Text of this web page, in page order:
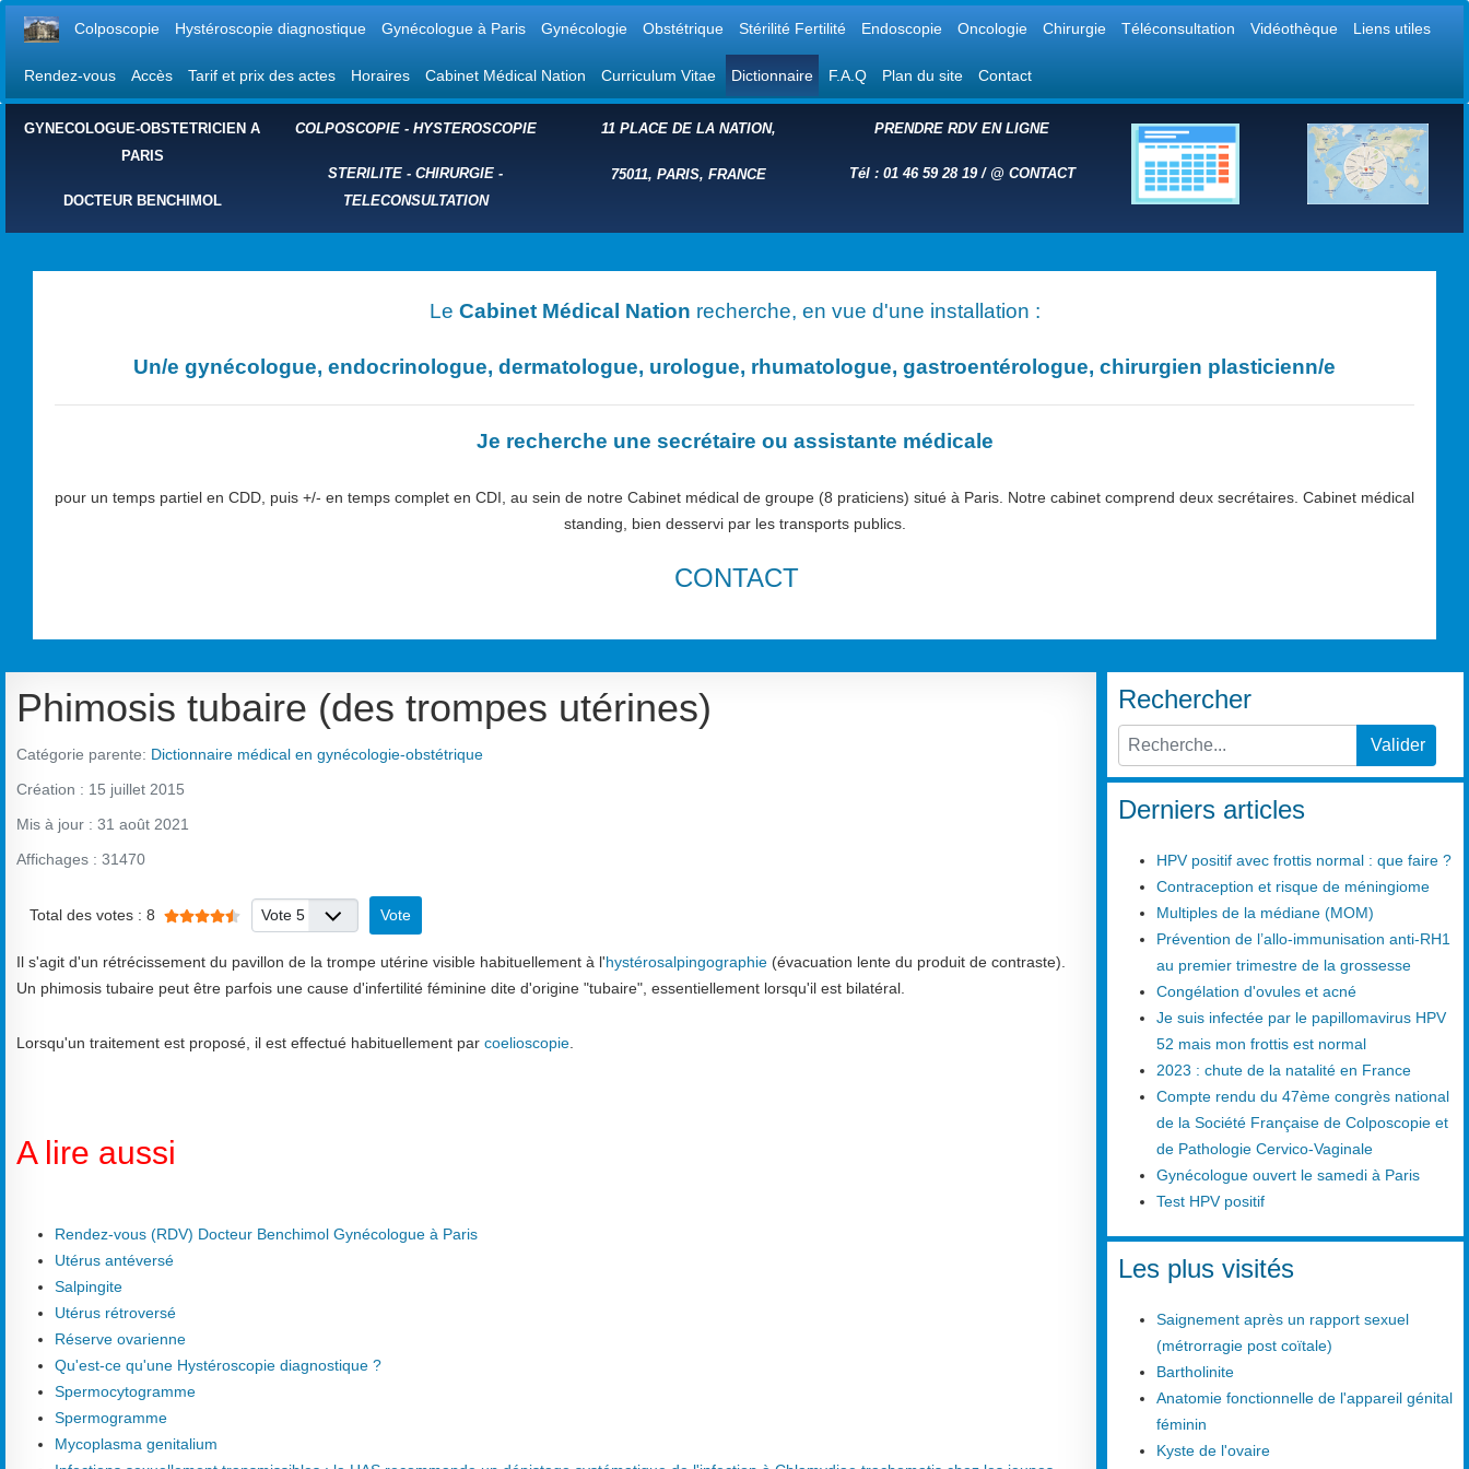
Colposcopie Hystéroscopie diagnostique Gynécologue à Paris Gynécologie Obstétrique Stérilité Fertilité Endoscopie Oncologie Chirurgie Téléconsultation Vidéothèque Liens utiles
Rendez-vous Accès Tarif et prix des actes Horaires Cabinet Médical Nation Curriculum Vitae Dictionnaire F.A.Q Plan du site Contact
GYNECOLOGUE-OBSTETRICIEN A
PARIS
DOCTEUR BENCHIMOL
COLPOSCOPIE- HYSTEROSCOPIE
STERILITE -CHIRURGIE -
TELECONSULTATION
11 PLACE DE LA NATION,
75011, PARIS, FRANCE
PRENDRE RDV EN LIGNE
Tél : 01 46 59 28 19 / @ CONTACT
Le Cabinet Médical Nation recherche, en vue d'une installation :
Un/e gynécologue, endocrinologue, dermatologue, urologue, rhumatologue, gastroentérologue, chirurgien plasticienn/e
Je recherche une secrétaire ou assistante médicale
pour un temps partiel en CDD, puis +/- en temps complet en CDI, au sein de notre Cabinet médical de groupe (8 praticiens) situé à Paris. Notre cabinet comprend deux secrétaires. Cabinet médical
standing, bien desservi par les transports publics.
CONTACT
Phimosis tubaire (des trompes utérines)
Catégorie parente: Dictionnaire médical en gynécologie-obstétrique
Création : 15 juillet 2015
Mis à jour : 31 août 2021
Affichages : 31470
Total des votes : 8
Veuillez voter
Il s'agit d'un rétrécissement du pavillon de la trompe utérine visible habituellement à l'hystérosalpingographie (évacuation lente du produit de contraste).
Un phimosis tubaire peut être parfois une cause d'infertilité féminine dite d'origine "tubaire", essentiellement lorsqu'il est bilatéral.
Lorsqu'un traitement est proposé, il est effectué habituellement par coelioscopie
A lire aussi
Rendez-vous (RDV) Docteur Benchimol Gynécologue à Paris
Utérus antéversé
Salpingite
Utérus rétroversé
Réserve ovarienne
Qu'est-ce qu'une Hystéroscopie diagnostique ?
Spermocytogramme
Spermogramme
Mycoplasma genitalium
Rechercher
Type 2 or more characters for results.
Valider
Derniers articles
HPV positif avec frottis normal : que faire ?
Contraception et risque de méningiome
Multiples de la médiane (MOM)
Prévention de l’allo-immunisation anti-RH1
au premier trimestre de la grossesse
Congélation d'ovules et acné
Je suis infectée par le papillomavirus HPV
52 mais mon frottis est normal
2023 : chute de la natalité en France
Compte rendu du 47ème congrès national
de la Société Française de Colposcopie et
de Pathologie Cervico-Vaginale
Gynécologue ouvert le samedi à Paris
Test HPV positif
Les plus visités
Saignement après un rapport sexuel
(métrorragie post coïtale)
Bartholinite
Anatomie fonctionnelle de l'appareil génital
féminin
Kyste de l'ovaire